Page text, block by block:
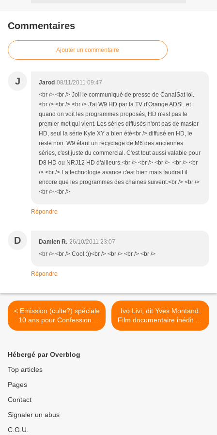
Commentaires
Ajouter un commentaire
J Jarod 08/11/2011 09:47
<br /> <br /> Joli le communiqué de presse de CanalSat lol.
<br /> <br /> <br /> J'ai W9 HD par la TV d'Orange ADSL et
quand on voit les programmes proposés, HD n'est pas le
premier mot qui vient. Les séries diffusés n'ont pas de master
HD, seul la série Kyle XY a bien été<br /> diffusé en HD, le
reste non. W9 étant un recyclage de M6 des anciennes
séries, c'est juste du commercial. C'est tout aussi valable pour
D8 HD ou NRJ12 HD d'ailleurs.<br /> <br /> <br /> <br /> <br
/> <br /> La technologie avance c'est bien mais faudrait il
encore que les programmes des chaines suivent.<br /> <br />
<br /> <br />
Répondre
D Damien R. 26/10/2011 23:07
<br /> <br /> Cool :))<br /> <br /> <br /> <br />
Répondre
< Emission (culte?) spéciale
10 ans pour Confessions
intimes...
Ivo Livi, dit Yves Montand.
Film documentaire inédit de
Patrick Rotman. >
Hébergé par Overblog
Top articles
Pages
Contact
Signaler un abus
C.G.U.